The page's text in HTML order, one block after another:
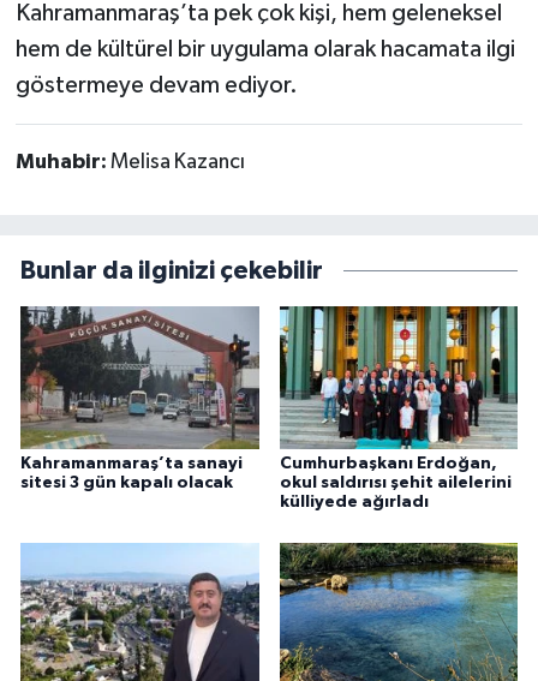
Kahramanmaraş’ta pek çok kişi, hem geleneksel
hem de kültürel bir uygulama olarak hacamata ilgi
göstermeye devam ediyor.
Muhabir: Melisa Kazancı
Bunlar da ilginizi çekebilir
Kahramanmaraş’ta sanayi
sitesi 3 gün kapalı olacak
Cumhurbaşkanı Erdoğan,
okul saldırısı şehit ailelerini
külliyede ağırladı